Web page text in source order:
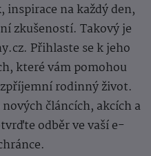
na každý den,
zkušeností. Takový je
Přihlaste se k jeho
které vám pomohou
rodinný život.
článcích, akcích a
odběr ve vaší e-